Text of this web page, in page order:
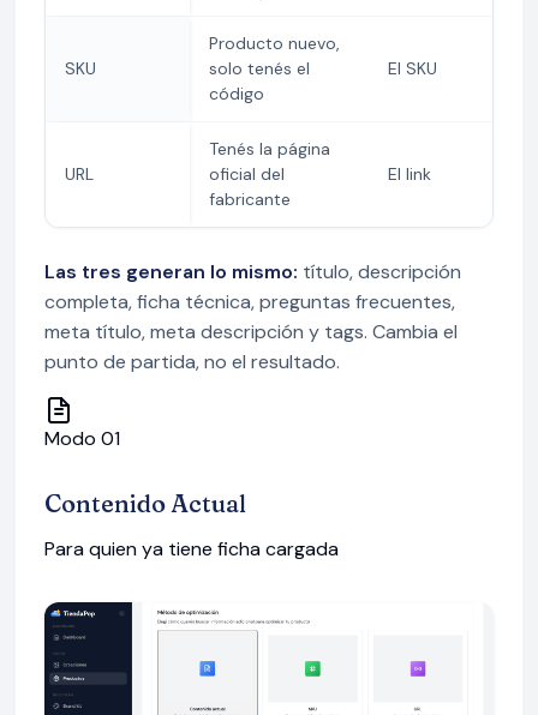
SKU
Producto nuevo,
solo tenés el
código
El SKU
URL
Tenés la página
oficial del
fabricante
El link
Las tres generan lo mismo: título, descripción
completa, ficha técnica, preguntas frecuentes,
meta título, meta descripción y tags. Cambia el
punto de partida, no el resultado.
Modo 01
Contenido Actual
Para quien ya tiene ficha cargada